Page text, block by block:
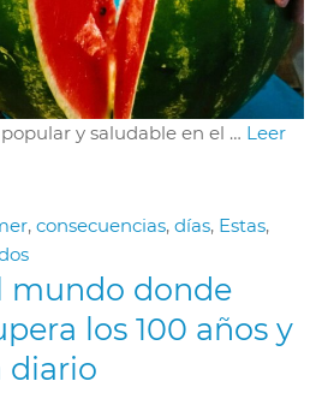
y saludable en el … Leer
, consecuencias, días, Estas,
mundo donde
los 100 años y
diario